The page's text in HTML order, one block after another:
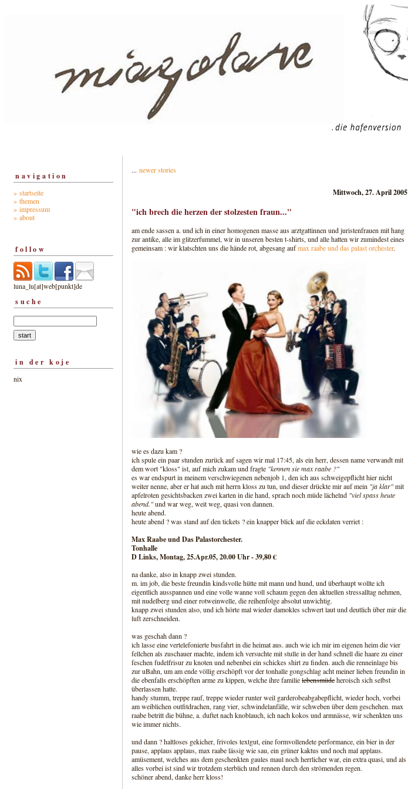
navigation
» startseite
» themen
» impressum
» about
follow
luna_lu[at]web[punkt]de
suche
in der koje
nix
... newer stories
Mittwoch, 27. April 2005
"ich brech die herzen der stolzesten fraun..."
am ende sassen a. und ich in einer homogenen masse aus arztgattinnen und juristenfrauen mit hang
zur antike, alle im glitzerfummel, wir in unseren besten t-shirts, und alle hatten wir zumindest eines
gemeinsam : wir klatschten uns die hände rot, abgesang aufmax raabe und das palast orchester.
wie es dazu kam ?
ich spule ein paar stunden zurück auf sagen wir mal 17:45, als ein herr, dessen name verwandt mit
dem wort "kloss" ist, auf mich zukam und fragte "kennen sie max raabe ?"
es war endspurt in meinem verschwiegenen nebenjob 1, den ich aus schweigepflicht hier nicht
weiter nenne, aber er hat auch mit herrn kloss zu tun, und dieser drückte mir auf mein "ja klar"mit
apfelroten gesichtsbacken zwei karten in die hand, sprach noch müde lächelnd "viel spass heute
abend."und war weg, weit weg, quasi von dannen.
heute abend.
heute abend ? was stand auf den tickets ? ein knapper blick auf die eckdaten verriet :
Max Raabe und Das Palastorchester.
Tonhalle
D Links, Montag, 25.Apr.05, 20.00 Uhr - 39,80 €
na danke, also in knapp zwei stunden.
m. im job, die beste freundin kindsvolle hütte mit mann und hund, und überhaupt wollte ich
eigentlich ausspannen und eine volle wanne voll schaum gegen den aktuellen stressalltag nehmen,
mit nudelberg und einer rotweinwelle, die reihenfolge absolut unwichtig.
knapp zwei stunden also, und ich hörte mal wieder damokles schwert laut und deutlich über mir die
luft zerschneiden.
was geschah dann ?
ich lasse eine vertelefonierte busfahrt in die heimat aus. auch wie ich mir im eigenen heim die vier
fellchen als zuschauer machte, indem ich versuchte mit stulle in der hand schnell die haare zu einer
feschen fudelfrisur zu knoten und nebenbei ein schickes shirt zu finden. auch die renneinlage bis
zur uBahn, um am ende völlig erschöpft vor der tonhalle gongschlag acht meiner lieben freundin in
die ebenfalls erschöpften arme zu kippen, welche ihre familielebensmüdeheroisch sich selbst
überlassen hatte.
handy stumm, treppe rauf, treppe wieder runter weil garderobeabgabepflicht, wieder hoch, vorbei
am weiblichen outfitdrachen, rang vier, schwindelanfälle, wir schweben über dem geschehen. max
raabe betritt die bühne, a. duftet nach knoblauch, ich nach kokos und armnässe, wir schenkten uns
wie immer nichts.
und dann ? haltloses gekicher, frivoles textgut, eine formvollendete performance, ein bier in der
pause, applaus applaus, max raabe lässig wie sau, ein grüner kaktus und noch mal applaus.
amüsement, welches aus dem geschenkten gaules maul noch herrlicher war, ein extra quasi, und als
alles vorbei ist sind wir trotzdem sterblich und rennen durch den strömenden regen.
schöner abend, danke herr kloss!